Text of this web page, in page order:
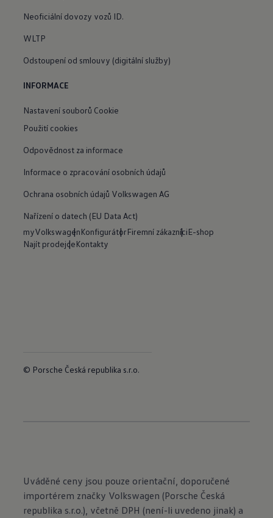
Neoficiální dovozy vozů ID.
WLTP
Odstoupení od smlouvy (digitální služby)
INFORMACE
Nastavení souborů Cookie
Použití cookies
Odpovědnost za informace
Informace o zpracování osobních údajů
Ochrana osobních údajů Volkswagen AG
Nařízení o datech (EU Data Act)
myVolkswagenKonfigurátorFiremní zákazníciE-shop
Najít prodejceKontakty
© Porsche Česká republika s.r.o.
Uváděné ceny jsou pouze orientační, doporučené
importérem značky Volkswagen (Porsche Česká
republika s.r.o.), včetně DPH (není-li uvedeno jinak) a